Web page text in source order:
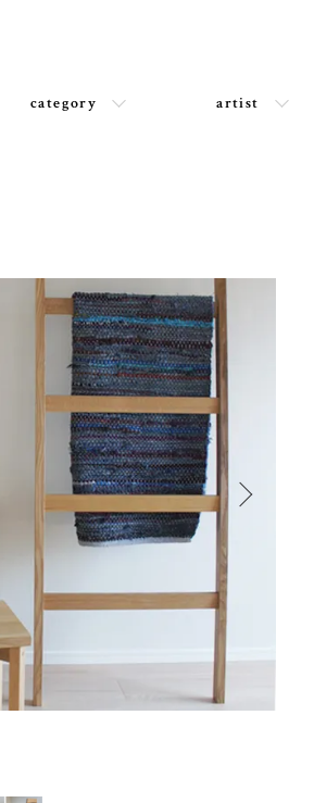
category artist